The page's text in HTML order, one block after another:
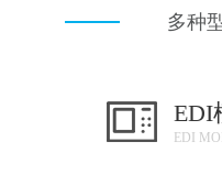
多种
EDI
EDI